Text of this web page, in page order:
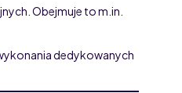
Obejmuje to m.in.
dedykowanych